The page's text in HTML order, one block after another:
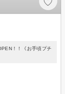
！！《お手頃プチ